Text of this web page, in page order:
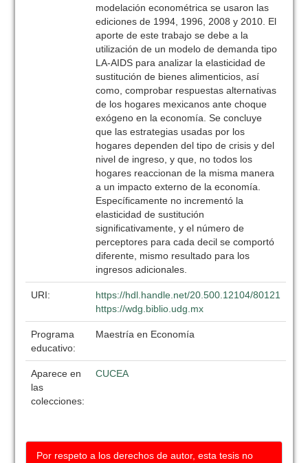
modelación econométrica se usaron las
ediciones de 1994, 1996, 2008 y 2010. El
aporte de este trabajo se debe a la
utilización de un modelo de demanda tipo
LA-AIDS para analizar la elasticidad de
sustitución de bienes alimenticios, así
como, comprobar respuestas alternativas
de los hogares mexicanos ante choque
exógeno en la economía. Se concluye
que las estrategias usadas por los
hogares dependen del tipo de crisis y del
nivel de ingreso, y que, no todos los
hogares reaccionan de la misma manera
a un impacto externo de la economía.
Específicamente no incrementó la
elasticidad de sustitución
significativamente, y el número de
perceptores para cada decil se comportó
diferente, mismo resultado para los
ingresos adicionales.
URI:
https://hdl.handle.net/20.500.12104/80121
https://wdg.biblio.udg.mx
Programa
educativo:
Maestría en Economía
Aparece en
las
colecciones:
CUCEA
Por respeto a los derechos de autor, esta tesis no